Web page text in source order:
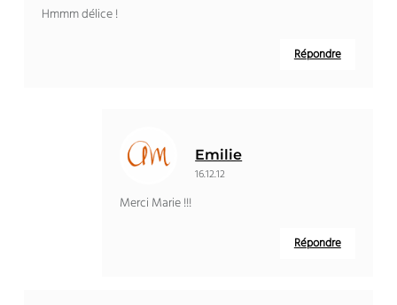
Hmmm délice !
Répondre
Emilie
16.12.12
Merci Marie !!!
Répondre